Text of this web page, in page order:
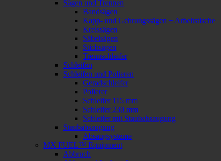
Sägen und Trennen
Bandsägen
Kapp- und Gehrungssägen + Arbeitstische
Kreissägen
Säbelsägen
Stichsägen
Trennschleifer
Schleifen
Schleifen und Polieren
Geradschleifer
Polierer
Schleifer 115 mm
Schleifer 230 mm
Schleifer mit Staubabsaugung
Staubabsaugung
Absaugsysteme
MX FUEL™ Equipment
Abbruch